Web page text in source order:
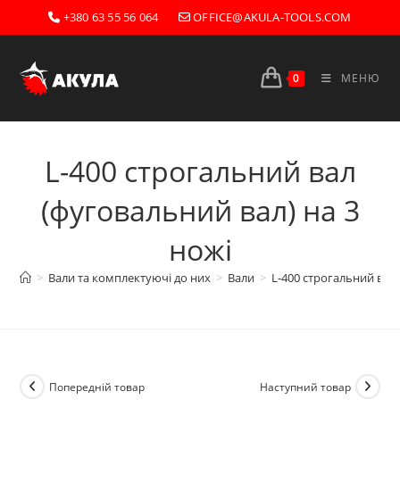
Перейти
до
+380 63 55 56 064 OFFICE@AKULA-TOOLS.COM
0 МЕНЮ
L-400 строгальний вал
(фуговальний вал) на 3
ножі
> Вали та комплектуючі до них > Вали > L-400 строгальний
Попередній товар Наступний товар